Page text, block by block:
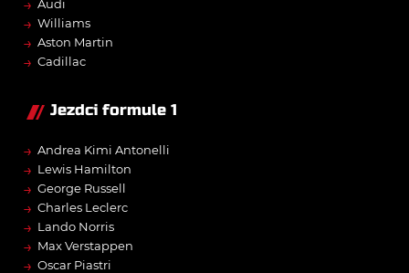
→ Audi
→ Williams
→ Aston Martin
→ Cadillac
Jezdci formule 1
→ Andrea Kimi Antonelli
→ Lewis Hamilton
→ George Russell
→ Charles Leclerc
→ Lando Norris
→ Max Verstappen
→ Oscar Piastri